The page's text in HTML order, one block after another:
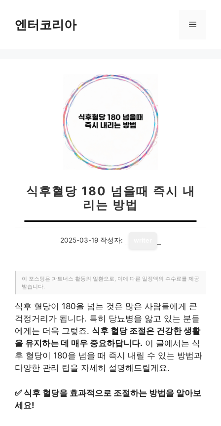
엔터코리아 메
식후혈당 180 넘을때 즉시 내
리는 방법
2025-03-19 작성자:
이 포스팅은 파트너스 활동의 일환으로, 이에 따른 일정액의 수수료를 제공
받습니다.
식후 혈당이 180을 넘는 것은 많은 사람들에게 큰
걱정거리가 됩니다. 특히 당뇨병을 앓고 있는 분들
에게는 더욱 그렇죠. 식후 혈당 조절은 건강한 생활
을 유지하는 데 매우 중요하답니다. 이 글에서는 식
후 혈당이 180을 넘을 때 즉시 내릴 수 있는 방법과
다양한 관리 팁을 자세히 설명해드릴게요.
✅ 식후 혈당을 효과적으로 조절하는 방법을 알아보
세요!